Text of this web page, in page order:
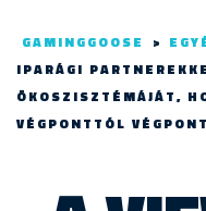
GAMINGGOOSE >
IPARÁGI
ÖKOSZISZTÉMÁJÁT,
VÉGPONTTÓL